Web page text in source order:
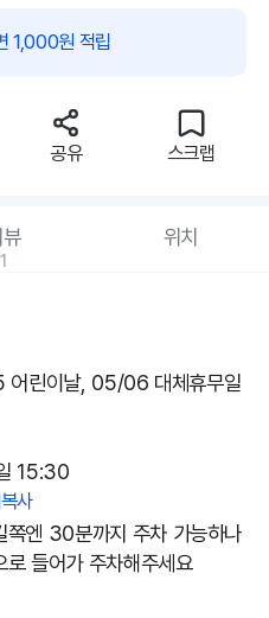
1,000원 적립
공유 스크랩
1
위치
어린이날, 05/06 대체휴무일
15:30
복사
쪽엔 30분까지 주차 가능하나
들어가 주차해주세요